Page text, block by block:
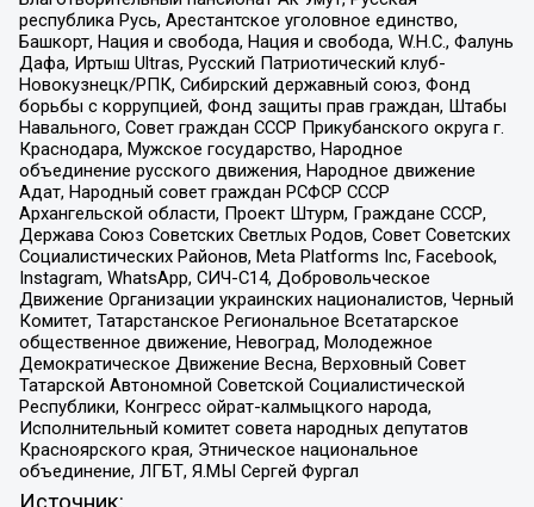
республика Русь, Арестантское уголовное единство,
Башкорт, Нация и свобода, Нация и свобода, W.H.С., Фалунь
Дафа, Иртыш Ultras, Русский Патриотический клуб-
Новокузнецк/РПК, Сибирский державный союз, Фонд
борьбы с коррупцией, Фонд защиты прав граждан, Штабы
Навального, Совет граждан СССР Прикубанского округа г.
Краснодара, Мужское государство, Народное
объединение русского движения, Народное движение
Адат, Народный совет граждан РСФСР СССР
Архангельской области, Проект Штурм, Граждане СССР,
Держава Союз Советских Светлых Родов, Совет Советских
Социалистических Районов, Meta Platforms Inc, Facebook,
Instagram, WhatsApp, СИЧ-С14, Добровольческое
Движение Организации украинских националистов, Черный
Комитет, Татарстанское Региональное Всетатарское
общественное движение, Невоград, Молодежное
Демократическое Движение Весна, Верховный Совет
Татарской Автономной Советской Социалистической
Республики, Конгресс ойрат-калмыцкого народа,
Исполнительный комитет совета народных депутатов
Красноярского края, Этническое национальное
объединение, ЛГБТ, Я.МЫ Сергей Фургал